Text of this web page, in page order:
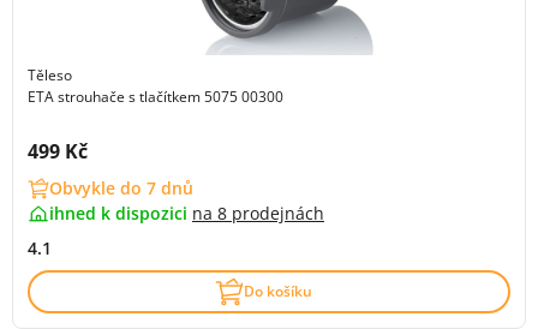
Těleso
ETA strouhače s tlačítkem 5075 00300
Cena s DPH:
499 Kč
Obvykle do 7 dnů
ihned k dispozici na 8 prodejnách
4.1
Do košíku